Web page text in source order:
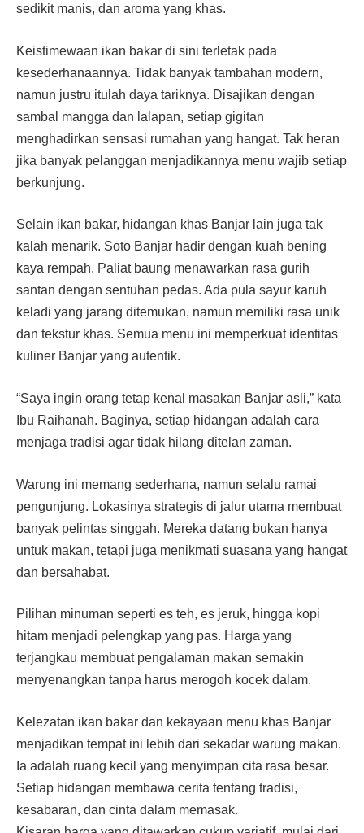
sedikit manis, dan aroma yang khas.
Keistimewaan ikan bakar di sini terletak pada
kesederhanaannya. Tidak banyak tambahan modern,
namun justru itulah daya tariknya. Disajikan dengan
sambal mangga dan lalapan, setiap gigitan
menghadirkan sensasi rumahan yang hangat. Tak heran
jika banyak pelanggan menjadikannya menu wajib setiap
berkunjung.
Selain ikan bakar, hidangan khas Banjar lain juga tak
kalah menarik. Soto Banjar hadir dengan kuah bening
kaya rempah. Paliat baung menawarkan rasa gurih
santan dengan sentuhan pedas. Ada pula sayur karuh
keladi yang jarang ditemukan, namun memiliki rasa unik
dan tekstur khas. Semua menu ini memperkuat identitas
kuliner Banjar yang autentik.
“Saya ingin orang tetap kenal masakan Banjar asli,” kata
Ibu Raihanah. Baginya, setiap hidangan adalah cara
menjaga tradisi agar tidak hilang ditelan zaman.
Warung ini memang sederhana, namun selalu ramai
pengunjung. Lokasinya strategis di jalur utama membuat
banyak pelintas singgah. Mereka datang bukan hanya
untuk makan, tetapi juga menikmati suasana yang hangat
dan bersahabat.
Pilihan minuman seperti es teh, es jeruk, hingga kopi
hitam menjadi pelengkap yang pas. Harga yang
terjangkau membuat pengalaman makan semakin
menyenangkan tanpa harus merogoh kocek dalam.
Kelezatan ikan bakar dan kekayaan menu khas Banjar
menjadikan tempat ini lebih dari sekadar warung makan.
Ia adalah ruang kecil yang menyimpan cita rasa besar.
Setiap hidangan membawa cerita tentang tradisi,
kesabaran, dan cinta dalam memasak.